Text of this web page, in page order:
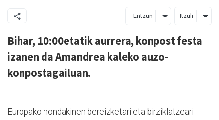
Entzun Itzuli
Bihar, 10:00etatik aurrera, konpost festa
izanen da Amandrea kaleko auzo-
konpostagailuan.
Europako hondakinen bereizketari eta birziklatzeari